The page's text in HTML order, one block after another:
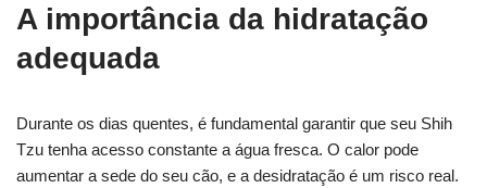
A importância da hidratação
adequada
Durante os dias quentes, é fundamental garantir que seu Shih
Tzu tenha acesso constante a água fresca. O calor pode
aumentar a sede do seu cão, e a desidratação é um risco real.